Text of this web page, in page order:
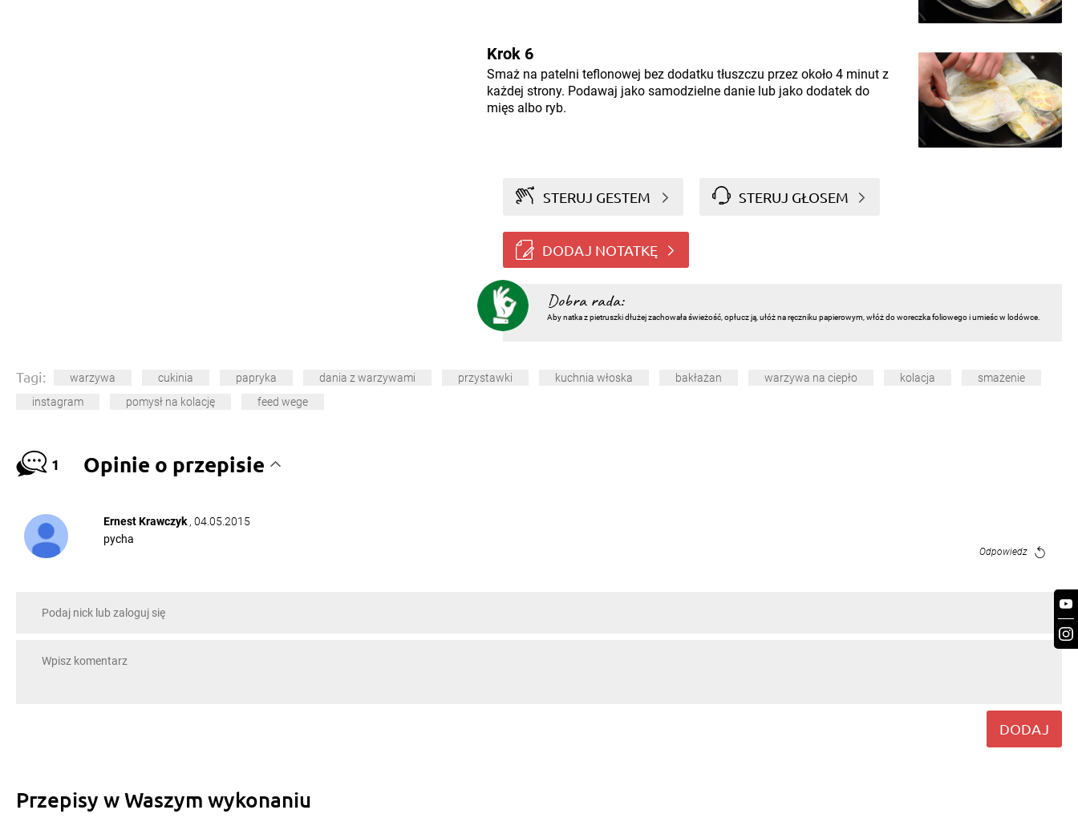
Krok 6
Smaż na patelni teflonowej bez dodatku tłuszczu przez około 4 minut z
każdej strony. Podawaj jako samodzielne danie lub jako dodatek do
mięs albo ryb.
STERUJ GESTEM STERUJ GŁOSEM
DODAJ NOTATKĘ
Dobra rada:
Aby natka z pietruszki dłużej zachowała świeżość, opłucz ją, ułóż na ręczniku papierowym, włóż do woreczka foliowego i umieśc w lodówce.
Tagi: warzywa cukinia papryka dania z warzywami przystawki kuchnia włoska bakłażan warzywa na ciepło kolacja
smażenie
instagram
pomysł na kolację feed wege
1 Opinie o przepisie
Ernest Krawczyk, 04.05.2015
pycha
Odpowiedz
DODAJ
Przepisy w Waszym wykonaniu